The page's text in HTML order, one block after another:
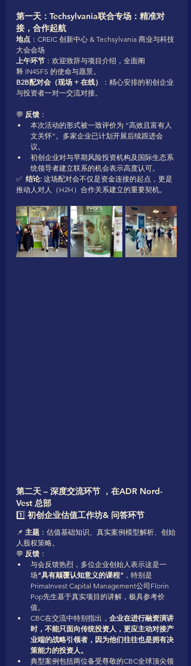
第一天：Techsylvania联合专场：精准对
接，合作起航
地点 ：CREIC 创新中心 & Techsylvania 商业与科技
大会会场
上午环节 ：欢迎致辞与项目介绍，全面阐
释 IN4SFS 的使命与愿景。
B2B配对会（现场 + 在线）
：精心安排的初创企业
与投资者一对一交流对接。
💬 反馈 ：
本次活动的形式被一致评价为 “高效且富有人
文关怀”。多家企业已计划开展后续跟进会
议。
初创企业对与早期风险投资机构及国际生态系
统领导者建立联系的机会表示高度认可。
✅ 结论: 这场配对会不仅是资金连接的起点，更是
推动人对人（H2H）合作关系建立的重要契机。
第二天 – 深度交流环节 ，在ADR Nord-
Vest 总部
1️⃣ 初创企业估值工作坊& 问答环节
📌 主题 ：估值基础知识、真实案例模型解析、创始
人股权策略。
💬 反馈 ：
与会反馈热烈，多位企业创始人表示这是一
场“具有颠覆认知意义的课程” ，特别是
PrimaInvest Capital Management公司Florin
Pop先生基于真实项目的讲解，极具参考价
值。
CBC在交流中特别指出， 企业在进行融资演讲
时，不能只面向传统投资人，更应主动对接产
业端的战略引领者，因为他们往往也是拥有决
策能力的投资人。
典型案例包括两位备受尊敬的CBC全球顶尖领